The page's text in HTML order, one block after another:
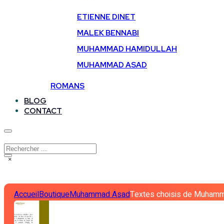
ETIENNE DINET
MALEK BENNABI
MUHAMMAD HAMIDULLAH
MUHAMMAD ASAD
ROMANS
BLOG
CONTACT
Rechercher
×
AccueilBoutiqueMuhammad AsadTextes choisis de